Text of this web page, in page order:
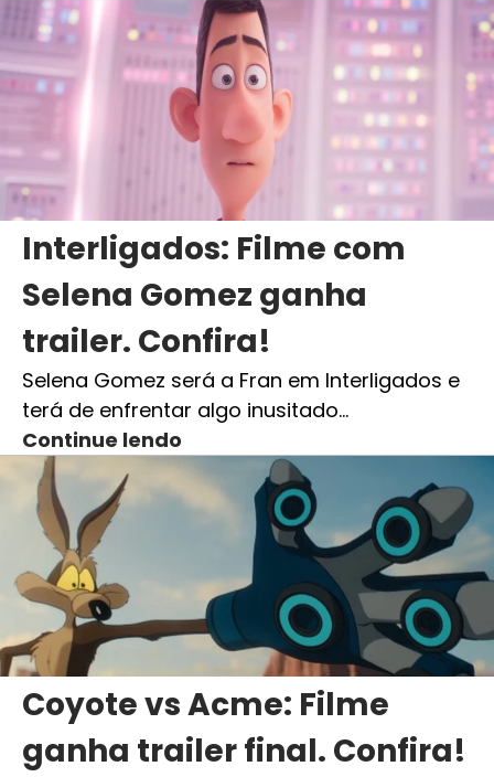
Interligados: Filme com
Selena Gomez ganha
trailer. Confira!
Selena Gomez será a Fran em Interligados e
terá de enfrentar algo inusitado…
Continue lendo
Coyote vs Acme: Filme
ganha trailer final. Confira!